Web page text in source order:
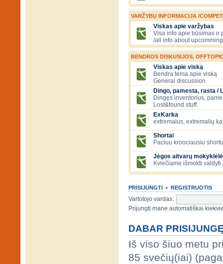
VARŽYBŲ INFORMACIJA /
Viskas apie varžybas
Visa info apie būsimas ir
/all info about
BENDROS DISKUSIJOS,
Viskas apie viską
Bendra tema apie viską
General discussion
Dingo, pamesta, rasta /
Dingęs inventorius,
Lost&found stuff.
ExKarka
extremalus, extremalių
Shortai
Paciuu kroociausiu
Jėgos aitvarų mokyklėlė
Kviečiame išmokti
PRISIJUNGTI • REGISTRUOTIS
Vartotojo vardas:
Prijungti mane automatiškai
DABAR
Iš viso šiuo metu
85 svečių(iai)